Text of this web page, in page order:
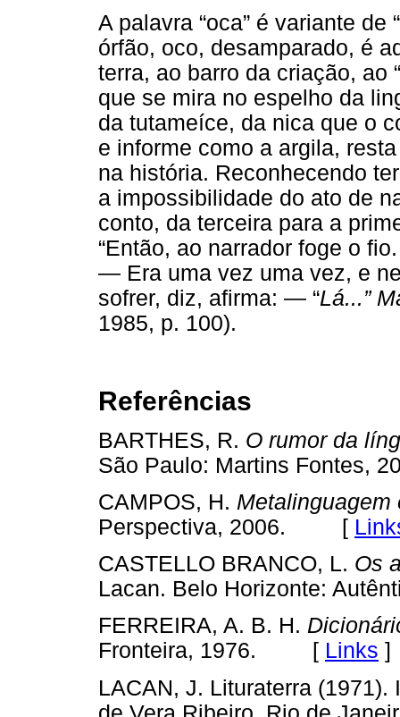
A palavra “oca” é variante
órfão, oco, desamparado, é
terra, ao barro da criação, ao
que se mira no espelho da
da tutameíce, da nica que o
e informe como a argila,
na história. Reconhecendo
a impossibilidade do ato de
conto, da terceira para a
“Então, ao narrador foge o
— Era uma vez uma vez, e
sofrer, diz, afirma: — “Lá...”
1985, p. 100).
Referências
BARTHES, R. O rumor da
São Paulo: Martins
CAMPOS, H. Metalinguagem
Perspectiva, 2006. [
CASTELLO BRANCO, L. Os
Lacan. Belo Horizonte:
FERREIRA, A. B. H.
Fronteira, 1976. [ Links ]
LACAN, J. Lituraterra